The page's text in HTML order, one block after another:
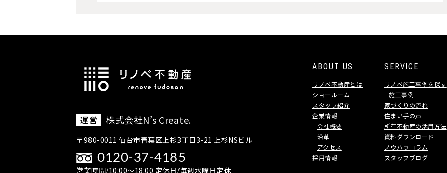
運営 株式会社N’s Create.
〒980-0011 仙台市青葉区上杉3丁目3-21 上杉NSビル
0120-37-4185
営業時間/10:00～18:00 定休日/毎週水曜日定休
ABOUT US
リノベ不動産とは
ショールーム
スタッフ紹介
企業情報
会社概要
沿革
アクセス
採用情報
SERVICE
リノベ施工事例を探す
施工事例
家づくりの流れ
住まい手の声
所有不動産の活用方法
資料ダウンロード
ノウハウコラム
スタッフブログ